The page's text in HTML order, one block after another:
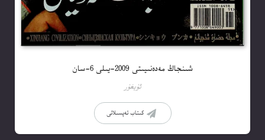
شىنجاڭ مەدەنىيىتى 2009-يىلى 6-سان
ئۇيغۇر
كىتاب تەپسىلاتى